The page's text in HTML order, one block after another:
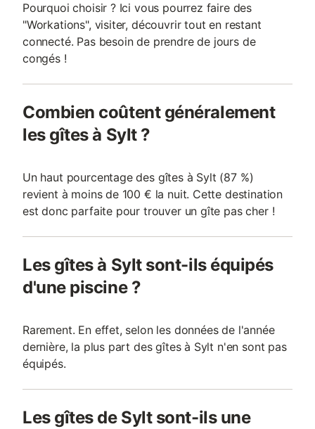
Pourquoi choisir ? Ici vous pourrez faire des
"Workations", visiter, découvrir tout en restant
connecté. Pas besoin de prendre de jours de
congés !
Combien coûtent généralement
les gîtes à Sylt ?
Un haut pourcentage des gîtes à Sylt (87 %)
revient à moins de 100 € la nuit. Cette destination
est donc parfaite pour trouver un gîte pas cher !
Les gîtes à Sylt sont-ils équipés
d'une piscine ?
Rarement. En effet, selon les données de l'année
dernière, la plus part des gîtes à Sylt n'en sont pas
équipés.
Les gîtes de Sylt sont-ils une